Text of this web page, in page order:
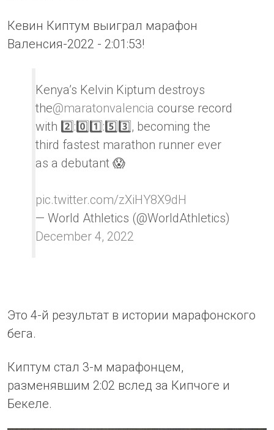
Кевин Киптум выиграл марафон
Валенсия-2022 - 2:01:53!
Kenya’s Kelvin Kiptum destroys
the@maratonvalencia course record
with 2️⃣:0️⃣1️⃣:5️⃣3️⃣, becoming the
third fastest marathon runner ever
as a debutant 😱
pic.twitter.com/zXiHY8X9dH
— World Athletics (@WorldAthletics)
December 4, 2022
Это 4-й результат в истории марафонского
бега.
Киптум стал 3-м марафонцем,
разменявшим 2:02 вслед за Кипчоге и
Бекеле.